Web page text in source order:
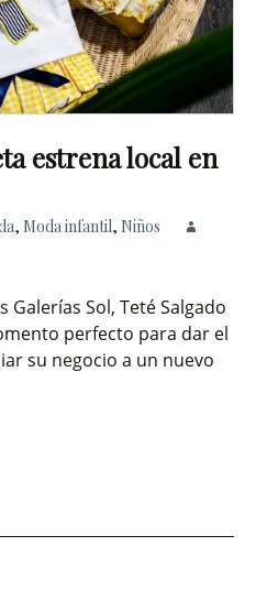
estrena local en
, Moda infantil, Niños
Galerías Sol, Teté Salgado
perfecto para dar el
su negocio a un nuevo